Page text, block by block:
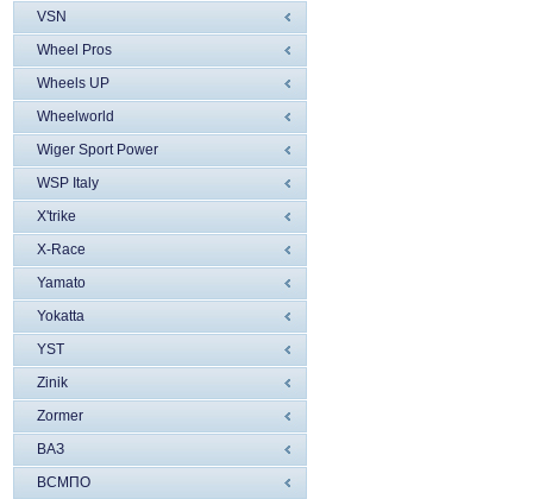
VSN
Wheel Pros
Wheels UP
Wheelworld
Wiger Sport Power
WSP Italy
X'trike
X-Race
Yamato
Yokatta
YST
Zinik
Zormer
ВАЗ
ВСМПО